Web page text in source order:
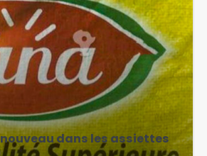
nouveau dans les assiettes